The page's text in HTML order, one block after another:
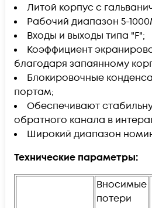
Литой корпус с
Рабочий диапазон 5-
Входы и выходы типа "F";
Коэффициент
благодаря запаянному
Блокировочные
портам;
Обеспечивают
обратного канала в
Широкий диапазон
Технические параметры:
Вносимые
потери